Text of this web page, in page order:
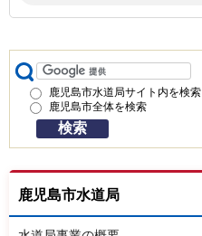
鹿児島市水道局サイト内を検索
鹿児島市全体を検索
鹿児島市水道局